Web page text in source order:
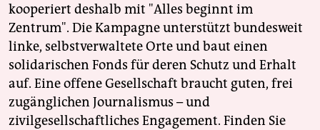
kooperiert deshalb mit "Alles beginnt im
Zentrum". Die Kampagne unterstützt bundesweit
linke, selbstverwaltete Orte und baut einen
solidarischen Fonds für deren Schutz und Erhalt
auf. Eine offene Gesellschaft braucht guten, frei
zugänglichen Journalismus – und
zivilgesellschaftliches Engagement. Finden Sie